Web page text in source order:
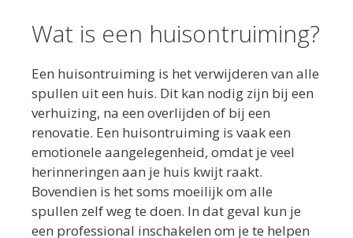
Wat is een huisontruiming?
Een huisontruiming is het verwijderen van alle
spullen uit een huis. Dit kan nodig zijn bij een
verhuizing, na een overlijden of bij een
renovatie. Een huisontruiming is vaak een
emotionele aangelegenheid, omdat je veel
herinneringen aan je huis kwijt raakt.
Bovendien is het soms moeilijk om alle
spullen zelf weg te doen. In dat geval kun je
een professional inschakelen om je te helpen